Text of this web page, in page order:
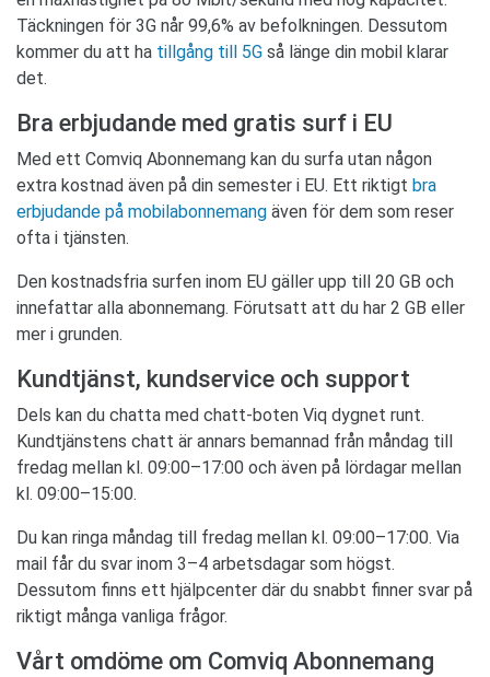
Täckningen för 3G når 99,6% av befolkningen. Dessutom
kommer du att ha tillgång till 5G så länge din mobil klarar
det.
Bra erbjudande med gratis surf i EU
Med ett Comviq Abonnemang kan du surfa utan någon
extra kostnad även på din semester i EU. Ett riktigt bra
erbjudande på mobilabonnemang även för dem som reser
ofta i tjänsten.
Den kostnadsfria surfen inom EU gäller upp till 20 GB och
innefattar alla abonnemang. Förutsatt att du har 2 GB eller
mer i grunden.
Kundtjänst, kundservice och support
Dels kan du chatta med chatt-boten Viq dygnet runt.
Kundtjänstens chatt är annars bemannad från måndag till
fredag mellan kl. 09:00–17:00 och även på lördagar mellan
kl. 09:00–15:00.
Du kan ringa måndag till fredag mellan kl. 09:00–17:00. Via
mail får du svar inom 3–4 arbetsdagar som högst.
Dessutom finns ett hjälpcenter där du snabbt finner svar på
riktigt många vanliga frågor.
Vårt omdöme om Comviq Abonnemang